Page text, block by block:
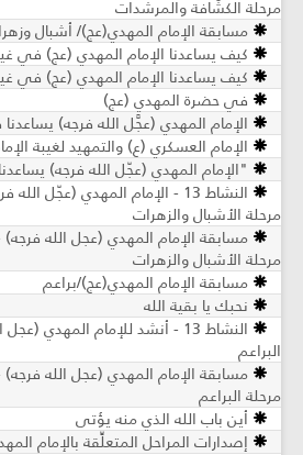
مرحلة الكشّافة والمرشدات
مسابقة الإمام المهدي(عج)/ أشبال
كيف يساعدنا الإمام المهدي (عج) في
كيف يساعدنا الإمام المهدي (عج) في
في حضرة المهدي (عج)
الإمام المهدي (عجَّل الله فرجه)
الإمام العسكري (ع) والتمهيد لغيبة
"الإمام المهدي (عجّل الله فرجه)
النشاط 13 - الإمام المهدي (عجّل
مرحلة الأشبال والزهرات
مسابقة الإمام المهدي (عجل الله
مرحلة الأشبال والزهرات
مسابقة الإمام المهدي(عج)/براعم
نحبك يا بقية الله
النشاط 13 - أنشد للإمام المهدي
البراعم
مسابقة الإمام المهدي (عجل الله
مرحلة البراعم
أين باب الله الذي منه يؤتى
إصدارات المراحل المتعلِّقة بالإمام